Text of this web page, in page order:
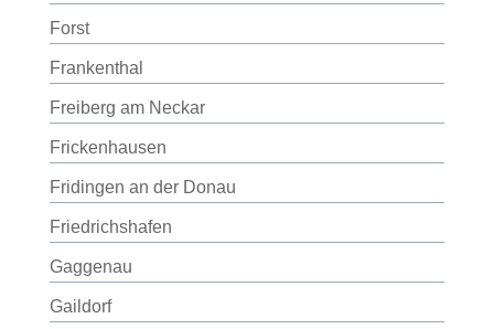
Forst
Frankenthal
Freiberg am Neckar
Frickenhausen
Fridingen an der Donau
Friedrichshafen
Gaggenau
Gaildorf